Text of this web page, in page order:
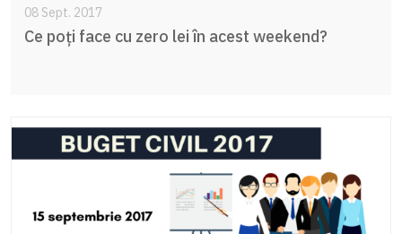
08 Sept. 2017
Ce poți face cu zero lei în acest weekend?